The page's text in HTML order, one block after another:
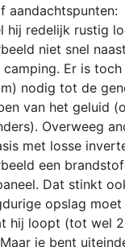
aandachtspunten:
hij redelijk rustig
niet snel
camping. Er is
nodig tot de
van het geluid
Overweeg
met losse
een
Dat stinkt
opslag
hij loopt (tot wel
je bent